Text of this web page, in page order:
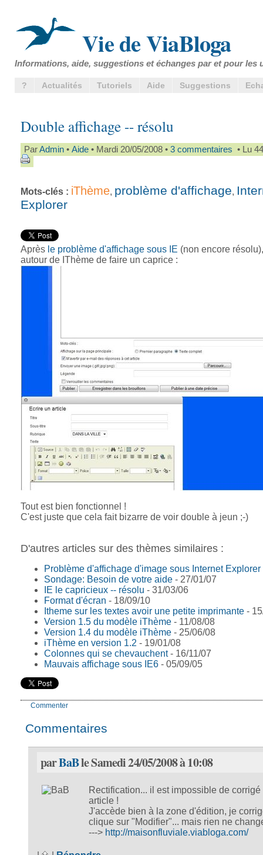
Vie de ViaBloga
Informations, aide, suggestions et échanges par et pour les
? Actualités Tutoriels Aide Suggestions
Double affichage -- résolu
ParAdmin • Aide • Mardi 20/05/2008 • 3 commentaires • Lu
Mots-clés : iThème, problème d'affichage,
Explorer
Après le problème d'affichage sous IE (non encore
autour de IThème de faire un caprice :
Tout est bien fonctionnel !
C'est juste que cela fait bizarre de voir double à jeun ;-)
D'autres articles sur des thèmes similaires :
Problème d'affichage d'image sous Internet Explorer
Sondage: Besoin de votre aide - 27/01/07
IE le capricieux -- résolu - 31/03/06
Format d'écran - 18/09/10
Itheme sur les textes avoir une petite imprimante -
Version 1.5 du modèle iThème - 11/08/08
Version 1.4 du modèle iThème - 25/06/08
iThème en version 1.2 - 19/01/08
Colonnes qui se chevauchent- 16/11/07
Mauvais affichage sous IE6 - 05/09/05
Commenter
Commentaires
parBaBle Samedi 24/05/2008 à 10:08
Rectification... il est impossible de corrigé
article !
J'accède bien à la zone d'édition, je
clique sur "Modifier"... mais rien ne
---> http://maisonfluviale.viabloga.com/